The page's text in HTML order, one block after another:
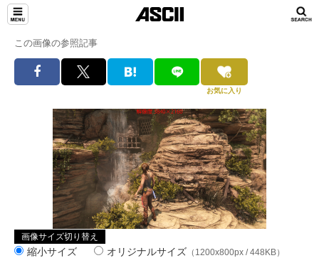
この画像の参照記事
お気に入り
画像サイズ切り替え
縮小サイズ オリジナルサイズ （1200x800px / 448KB）